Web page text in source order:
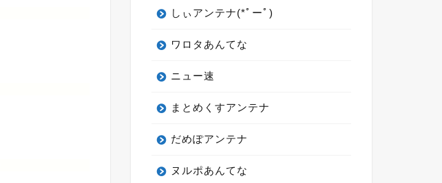
しぃアンテナ(*ﾟーﾟ)
ワロタあんてな
ニュー速
まとめくすアンテナ
だめぽアンテナ
ヌルポあんてな